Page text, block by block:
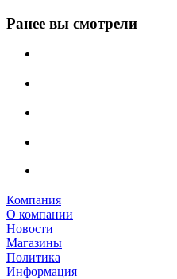
Ранее вы смотрели
Компания
О компании
Новости
Магазины
Политика
Информация